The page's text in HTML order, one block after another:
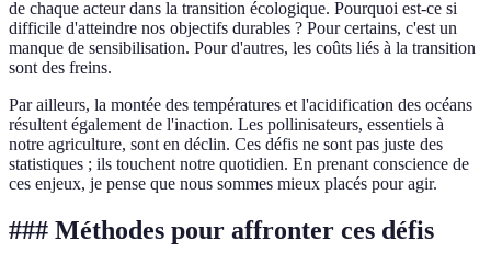
de chaque acteur dans la transition écologique. Pourquoi est-ce si
difficile d'atteindre nos objectifs durables ? Pour certains, c'est un
manque de sensibilisation. Pour d'autres, les coûts liés à la transition
sont des freins.
Par ailleurs, la montée des températures et l'acidification des océans
résultent également de l'inaction. Les pollinisateurs, essentiels à
notre agriculture, sont en déclin. Ces défis ne sont pas juste des
statistiques ; ils touchent notre quotidien. En prenant conscience de
ces enjeux, je pense que nous sommes mieux placés pour agir.
### Méthodes pour affronter ces défis